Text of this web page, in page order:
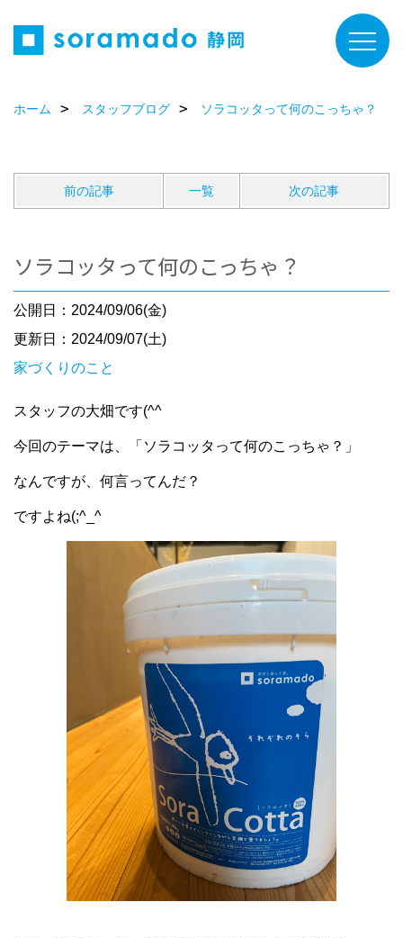
ホーム スタッフブログ ソラコッタって何のこっちゃ？
前の記事 一覧 次の記事
ソラコッタって何のこっちゃ？
公開日：2024/09/06(金)
更新日：2024/09/07(土)
家づくりのこと
スタッフの大畑です(^^
今回のテーマは、「ソラコッタって何のこっちゃ？」
なんですが、何言ってんだ？
ですよね(;^_^